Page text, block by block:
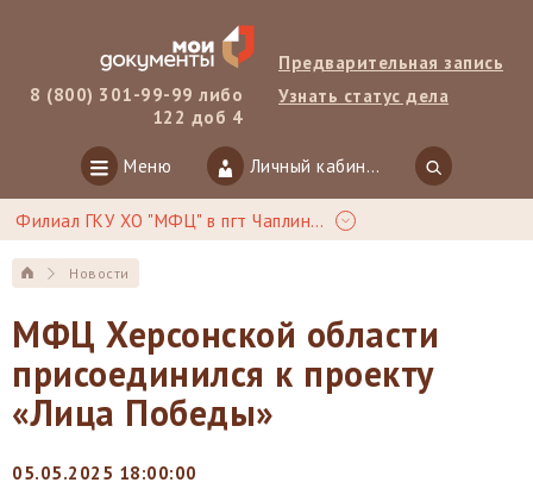
8 (800) 301-99-99 либо
122 доб 4
Предварительная запись
Узнать статус дела
Меню Личный кабинет
Филиал ГКУ ХО "МФЦ" в пгт Чаплинка
Новости
МФЦ Херсонской области
присоединился к проекту
«Лица Победы»
05.05.2025 18:00:00